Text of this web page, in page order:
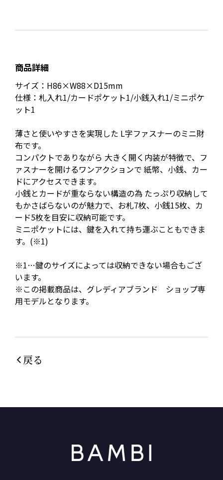
商品詳細
サイズ：H86×W88×D15mm
仕様：札入れ1/カードポケット1/小銭入れ1/ミニポケ
ット1
薄さと使いやすさを実現した L字ファスナーのミニ財
布です。
コンパクトでありながら 大きく開く内装が特徴で、フ
ァスナーを開けるワンアクションで 紙幣、小銭、カー
ドにアクセスできます。
小銭とカードが重ならない構造の為 たっぷり収納して
もかさばらないのが魅力で、お札7枚、小銭15枚、カ
ード5枚を目安に収納可能です。
ミニポケットには、鍵を入れて持ち運ぶこともできま
す。(※1)
※1…鍵のサイズによっては収納できない場合もござ
います。
※この掲載商品は、グレディアブランド ショップ専
用モデルとなります。
戻る